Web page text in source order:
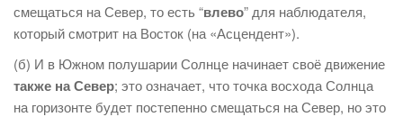
смещаться на Север, то есть “влево” для наблюдателя,
который смотрит на Восток (на «Асцендент»).
(б) И в Южном полушарии Солнце начинает своё движение
также на Север; это означает, что точка восхода Солнца
на горизонте будет постепенно смещаться на Север, но это